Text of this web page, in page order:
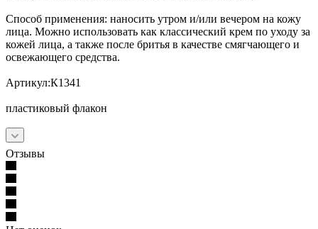
Способ применения: наносить утром и/или вечером на кожу
лица. Можно использовать как классический крем по уходу за
кожей лица, а также после бритья в качестве смягчающего и
освежающего средства.
Артикул:К1341
пластиковый флакон
Отзывы